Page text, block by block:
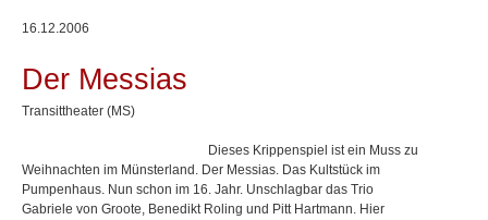
16.12.2006
Der Messias
Transittheater (MS)
Dieses Krippenspiel ist ein Muss zu
Weihnachten im Münsterland. Der Messias. Das Kultstück im
Pumpenhaus. Nun schon im 16. Jahr. Unschlagbar das Trio
Gabriele von Groote, Benedikt Roling und Pitt Hartmann. Hier